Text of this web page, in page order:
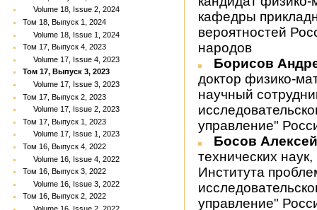
Volume 18, Issue 2, 2024
Том 18, Выпуск 1, 2024
Volume 18, Issue 1, 2024
Том 17, Выпуск 4, 2023
Volume 17, Issue 4, 2023
Том 17, Выпуск 3, 2023
Volume 17, Issue 3, 2023
Том 17, Выпуск 2, 2023
Volume 17, Issue 2, 2023
Том 17, Выпуск 1, 2023
Volume 17, Issue 1, 2023
Том 16, Выпуск 4, 2022
Volume 16, Issue 4, 2022
Том 16, Выпуск 3, 2022
Volume 16, Issue 3, 2022
Том 16, Выпуск 2, 2022
кафедры
вероятностей
народов
Борисов
доктор физико-
научный
управление"
Босов
технических
Института
управление"